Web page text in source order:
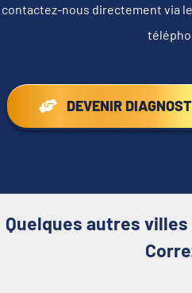
contactez-nous directement via
DEVENIR
Quelques autres